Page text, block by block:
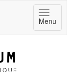
Toggle
Menu